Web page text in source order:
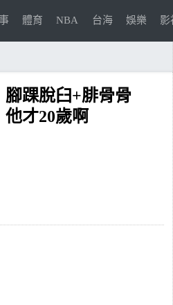
體育 NBA 台海 娛樂 影
踝脫臼+腓骨骨
才20歲啊